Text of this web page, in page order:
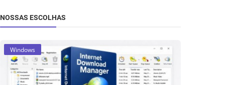
NOSSAS ESCOLHAS
Windows